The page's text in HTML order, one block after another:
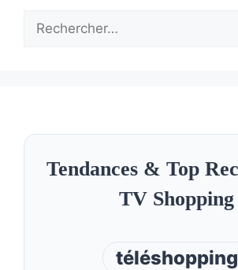
Rechercher :
Tendances & Top
TV Shopping
téléshopping